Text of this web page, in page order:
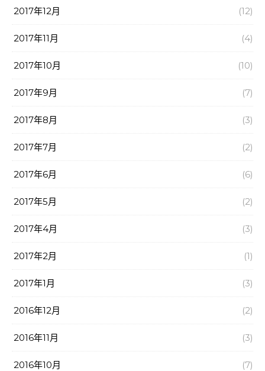
2017年12月 (12)
2017年11月 (4)
2017年10月 (10)
2017年9月 (7)
2017年8月 (3)
2017年7月 (2)
2017年6月 (6)
2017年5月 (2)
2017年4月 (3)
2017年2月 (1)
2017年1月 (3)
2016年12月 (2)
2016年11月 (3)
2016年10月 (7)